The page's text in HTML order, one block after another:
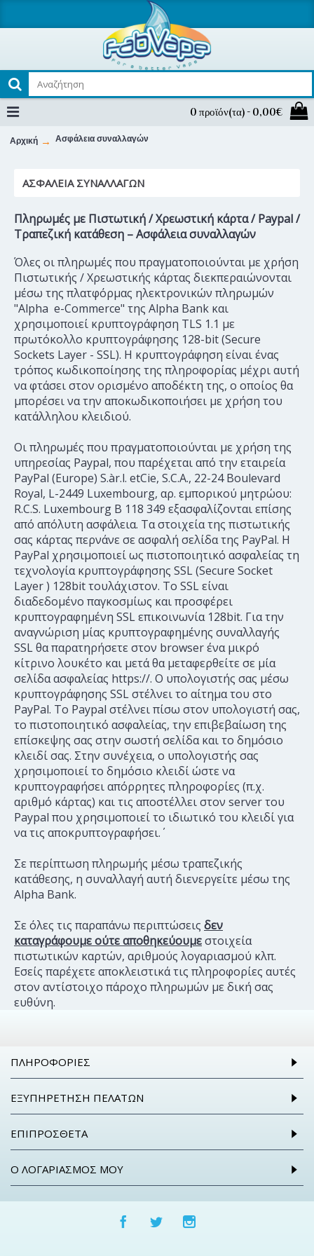
0 προϊόν(τα) - 0,00€
Αρχική Ασφάλεια συναλλαγών
ΑΣΦΆΛΕΙΑ ΣΥΝΑΛΛΑΓΏΝ
Πληρωμές με Πιστωτική / Χρεωστική κάρτα / Paypal /
Τραπεζική κατάθεση – Ασφάλεια συναλλαγών
Όλες οι πληρωμές που πραγματοποιούνται με χρήση
Πιστωτικής / Χρεωστικής κάρτας διεκπεραιώνονται
μέσω της πλατφόρμας ηλεκτρονικών πληρωμών
"Alpha e-Commerce" της Alpha Bank και
χρησιμοποιεί κρυπτογράφηση TLS 1.1 με
πρωτόκολλο κρυπτογράφησης 128-bit (Secure
Sockets Layer - SSL). Η κρυπτογράφηση είναι ένας
τρόπος κωδικοποίησης της πληροφορίας μέχρι αυτή
να φτάσει στον ορισμένο αποδέκτη της, ο οποίος θα
μπορέσει να την αποκωδικοποιήσει με χρήση του
κατάλληλου κλειδιού.
Οι πληρωμές που πραγματοποιούνται με χρήση της
υπηρεσίας Paypal, που παρέχεται από την εταιρεία
PayPal (Europe) S.àr.l. etCie, S.C.A., 22-24 Boulevard
Royal, L-2449 Luxembourg, αρ. εμπορικού μητρώου:
R.C.S. Luxembourg B 118 349 εξασφαλίζονται επίσης
από απόλυτη ασφάλεια. Τα στοιχεία της πιστωτικής
σας κάρτας περνάνε σε ασφαλή σελίδα της PayPal. Η
PayPal χρησιμοποιεί ως πιστοποιητικό ασφαλείας τη
τεχνολογία κρυπτογράφησης SSL (Secure Socket
Layer ) 128bit τουλάχιστον. Το SSL είναι
διαδεδομένο παγκοσμίως και προσφέρει
κρυπτογραφημένη SSL επικοινωνία 128bit. Για την
αναγνώριση μίας κρυπτογραφημένης συναλλαγής
SSL θα παρατηρήσετε στον browser ένα μικρό
κίτρινο λουκέτο και μετά θα μεταφερθείτε σε μία
σελίδα ασφαλείας https://. Ο υπολογιστής σας μέσω
κρυπτογράφησης SSL στέλνει το αίτημα του στο
PayPal. Το Paypal στέλνει πίσω στον υπολογιστή σας,
το πιστοποιητικό ασφαλείας, την επιβεβαίωση της
επίσκεψης σας στην σωστή σελίδα και το δημόσιο
κλειδί σας. Στην συνέχεια, ο υπολογιστής σας
χρησιμοποιεί το δημόσιο κλειδί ώστε να
κρυπτογραφήσει απόρρητες πληροφορίες (π.χ.
αριθμό κάρτας) και τις αποστέλλει στον server του
Paypal που χρησιμοποιεί το ιδιωτικό του κλειδί για
να τις αποκρυπτογραφήσει.΄
Σε περίπτωση πληρωμής μέσω τραπεζικής
κατάθεσης, η συναλλαγή αυτή διενεργείτε μέσω της
Alpha Bank.
Σε όλες τις παραπάνω περιπτώσεις δεν
καταγράφουμε ούτε αποθηκεύουμεστοιχεία
πιστωτικών καρτών, αριθμούς λογαριασμού κλπ.
Εσείς παρέχετε αποκλειστικά τις πληροφορίες αυτές
στον αντίστοιχο πάροχο πληρωμών με δική σας
ευθύνη.
ΠΛΗΡΟΦΟΡΊΕΣ
ΕΞΥΠΗΡΈΤΗΣΗ ΠΕΛΑΤΏΝ
ΕΠΙΠΡΌΣΘΕΤΑ
Ο ΛΟΓΑΡΙΑΣΜΌΣ ΜΟΥ